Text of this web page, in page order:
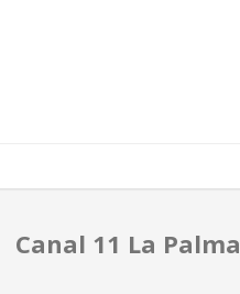
Canal 11 La Palma